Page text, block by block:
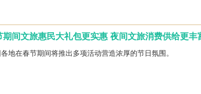
间文旅惠民大礼包更实惠 夜间文旅消费供给更丰
地在春节期间将推出多项活动营造浓厚的节日氛围。